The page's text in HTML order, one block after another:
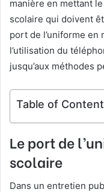
manière en mettant
scolaire qui doivent
port de l’uniforme en
l’utilisation du
jusqu’aux méthodes
Table of
Le port de
scolaire
Dans un entretien